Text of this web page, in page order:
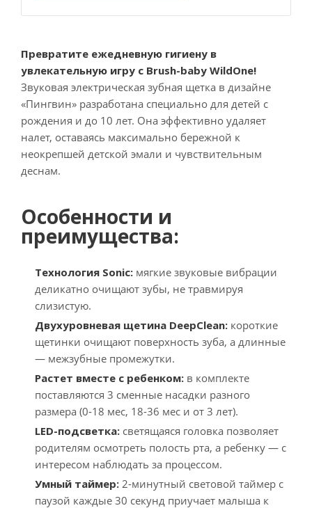
Превратите ежедневную гигиену в
увлекательную игру с Brush-baby WildOne!
Звуковая электрическая зубная щетка в дизайне
«Пингвин» разработана специально для детей с
рождения и до 10 лет. Она эффективно удаляет
налет, оставаясь максимально бережной к
неокрепшей детской эмали и чувствительным
деснам.
Особенности и
преимущества:
Технология Sonic: мягкие звуковые вибрации
деликатно очищают зубы, не травмируя
слизистую.
Двухуровневая щетина DeepClean: короткие
щетинки очищают поверхность зуба, а длинные
— межзубные промежутки.
Растет вместе с ребенком: в комплекте
поставляются 3 сменные насадки разного
размера (0-18 мес, 18-36 мес и от 3 лет).
LED-подсветка: светящаяся головка позволяет
родителям осмотреть полость рта, а ребенку — с
интересом наблюдать за процессом.
Умный таймер: 2-минутный световой таймер с
паузой каждые 30 секунд приучает малыша к